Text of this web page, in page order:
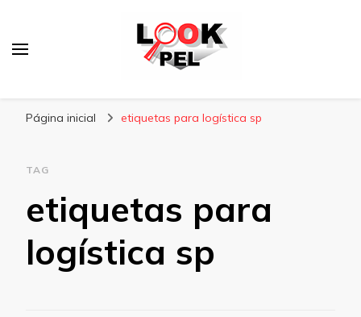
Página inicial etiquetas para logística sp
TAG
etiquetas para
logística sp